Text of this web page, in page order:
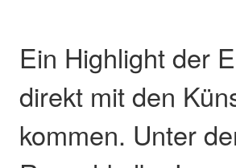
Ein Highlight der
direkt mit den
kommen. Unter